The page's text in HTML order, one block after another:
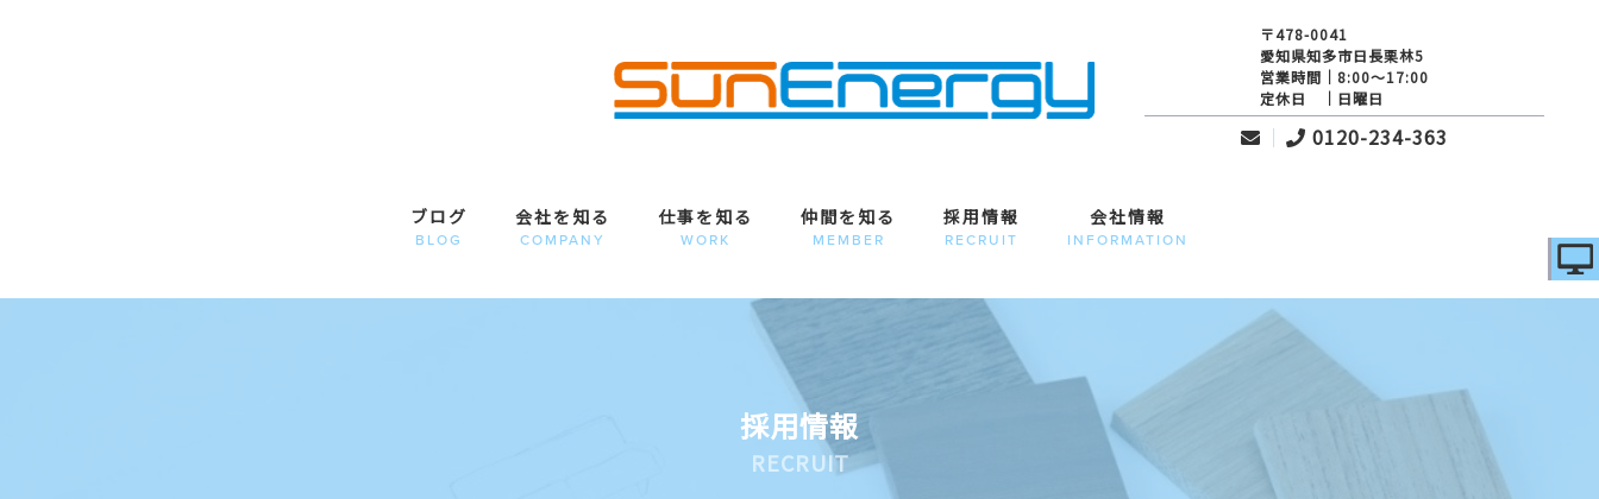
〒478-0041
愛知県知多市日長栗林5
営業時間｜8:00～17:00
定休日 ｜日曜日
0120-234-363
ブログ
BLOG
会社を知る
COMPANY
仕事を知る
WORK
仲間を知る
MEMBER
採用情報
RECRUIT
会社情報
INFORMATION
採用情報
RECRUIT